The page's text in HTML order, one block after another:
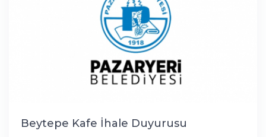
Beytepe Kafe İhale Duyurusu